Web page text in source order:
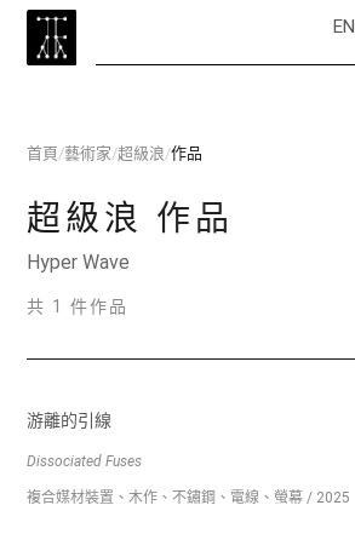
EN
首頁/藝術家/超級浪/作品
超級浪 作品
Hyper Wave
共 1 件作品
游離的引線
Dissociated Fuses
複合媒材裝置、木作、不鏽鋼、電線、螢幕 / 2025